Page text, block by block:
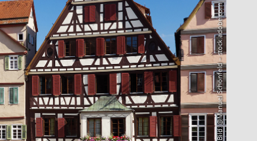
Bild: @Manuel Schönfeld – stock.adobe.com